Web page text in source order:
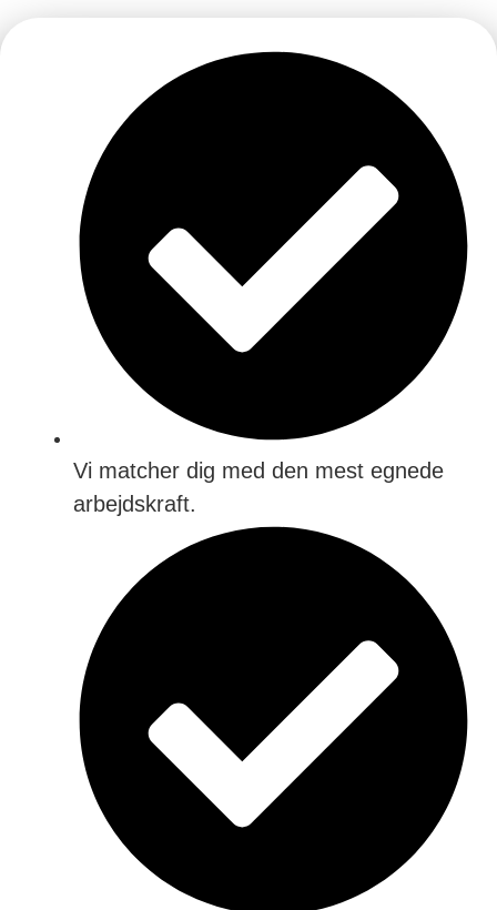
Vi matcher dig med den mest egnede
arbejdskraft.